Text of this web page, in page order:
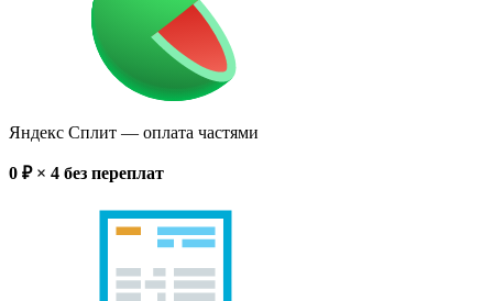
Яндекс Сплит — оплата частями
0 ₽ × 4 без переплат